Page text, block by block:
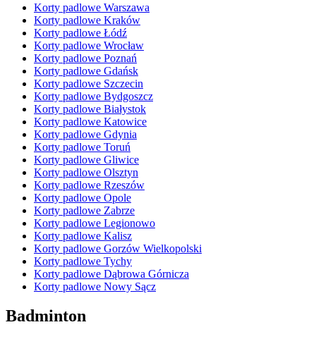
Korty padlowe Warszawa
Korty padlowe Kraków
Korty padlowe Łódź
Korty padlowe Wrocław
Korty padlowe Poznań
Korty padlowe Gdańsk
Korty padlowe Szczecin
Korty padlowe Bydgoszcz
Korty padlowe Białystok
Korty padlowe Katowice
Korty padlowe Gdynia
Korty padlowe Toruń
Korty padlowe Gliwice
Korty padlowe Olsztyn
Korty padlowe Rzeszów
Korty padlowe Opole
Korty padlowe Zabrze
Korty padlowe Legionowo
Korty padlowe Kalisz
Korty padlowe Gorzów Wielkopolski
Korty padlowe Tychy
Korty padlowe Dąbrowa Górnicza
Korty padlowe Nowy Sącz
Badminton